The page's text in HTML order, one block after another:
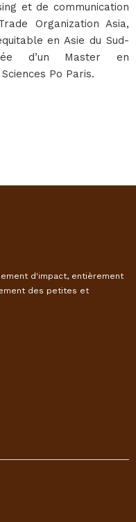
et de communication
Organization Asia,
en Asie du Sud-
d’un Master en
Po Paris.
d'impact, entièrement
des petites et